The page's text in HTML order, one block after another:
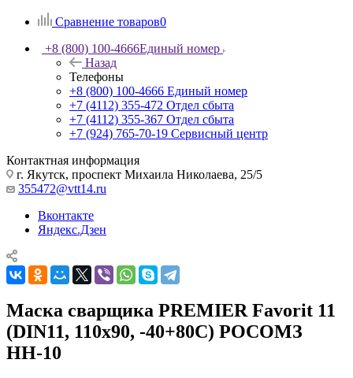
Сравнение товаров0
+8 (800) 100-4666Единый номер
Назад
Телефоны
+8 (800) 100-4666 Единый номер
+7 (4112) 355-472 Отдел сбыта
+7 (4112) 355-367 Отдел сбыта
+7 (924) 765-70-19 Сервисный центр
Контактная информация
г. Якутск, проспект Михаила Николаева, 25/5
355472@vtt14.ru
Вконтакте
Яндекс.Дзен
Маска сварщика PREMIER Favorit 11
(DIN11, 110х90, -40+80С) РОСОМЗ
НН-10